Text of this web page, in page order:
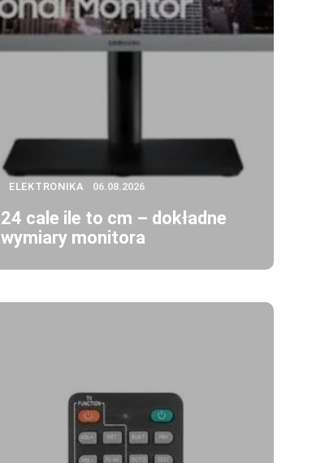
ELEKTRONIKA 06.08.2026
24 cale ile to cm – dokładne
wymiary monitora